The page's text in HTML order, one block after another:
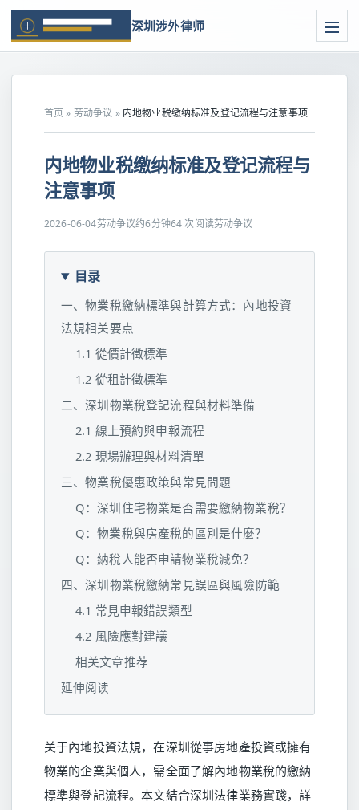
深圳涉外律师
首页 » 劳动争议 » 内地物业税缴纳标准及登记流程与注意事项
内地物业税缴纳标准及登记流程与
注意事项
2026-06-04劳动争议约6分钟64 次阅读劳动争议
目录
一、物業稅繳納標準與計算方式：內地投資
法規相关要点
1.1 從價計徵標準
1.2 從租計徵標準
二、深圳物業稅登記流程與材料準備
2.1 線上預約與申報流程
2.2 現場辦理與材料清單
三、物業稅優惠政策與常見問題
Q：深圳住宅物業是否需要繳納物業稅？
Q：物業稅與房產稅的區別是什麼？
Q：納稅人能否申請物業稅減免？
四、深圳物業稅繳納常見誤區與風險防範
4.1 常見申報錯誤類型
4.2 風險應對建議
相关文章推荐
延伸阅读
关于內地投資法規，在深圳從事房地產投資或擁有
物業的企業與個人，需全面了解內地物業稅的繳納
標準與登記流程。本文結合深圳法律業務實踐，詳